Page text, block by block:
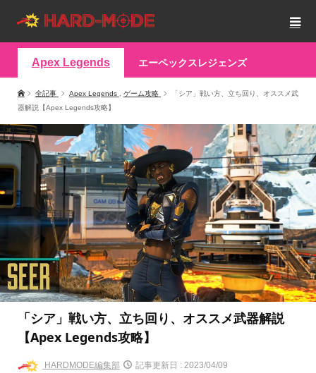
Apex Legends エーペックスレジェンズ
全記事 Apex Legends ゲーム攻略
「シア」戦い方、立ち回り、オススメ武
器解説【Apex Legends攻略】
「シア」戦い方、立ち回り、オススメ武器解説
【Apex Legends攻略】
HARDMODE編集部 記事更新日 : 2023/04/09